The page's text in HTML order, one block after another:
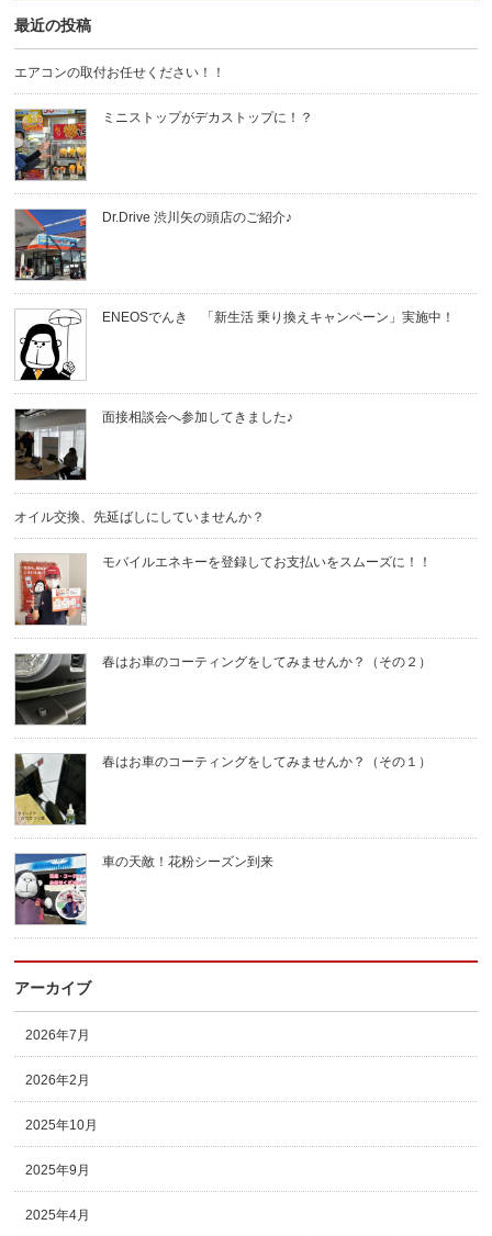
最近の投稿
エアコンの取付お任せください！！
ミニストップがデカストップに！？
Dr.Drive 渋川矢の頭店のご紹介♪
ENEOSでんき 「新生活 乗り換えキャンペーン」実施中！
面接相談会へ参加してきました♪
オイル交換、先延ばしにしていませんか？
モバイルエネキーを登録してお支払いをスムーズに！！
春はお車のコーティングをしてみませんか？（その２）
春はお車のコーティングをしてみませんか？（その１）
車の天敵！花粉シーズン到来
アーカイブ
2026年7月
2026年2月
2025年10月
2025年9月
2025年4月